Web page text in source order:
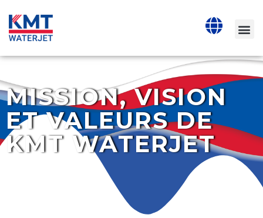
MISSION, VISION
ET VALEURS DE
KMT WATERJET